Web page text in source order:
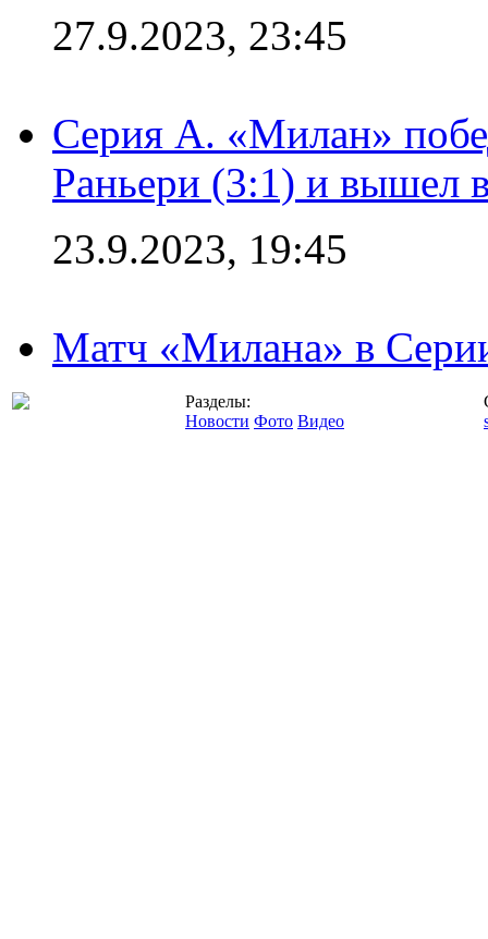
27.9.2023, 23:45
Серия А. «Милан»
Раньери (3:1) и вышел
23.9.2023, 19:45
Матч «Милана» в
Разделы:
Новости Фото Видео